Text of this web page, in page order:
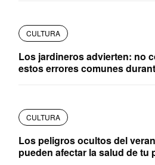
CULTURA
Los jardineros advierten: no
estos errores comunes
CULTURA
Los peligros ocultos del
pueden afectar la salud de tu